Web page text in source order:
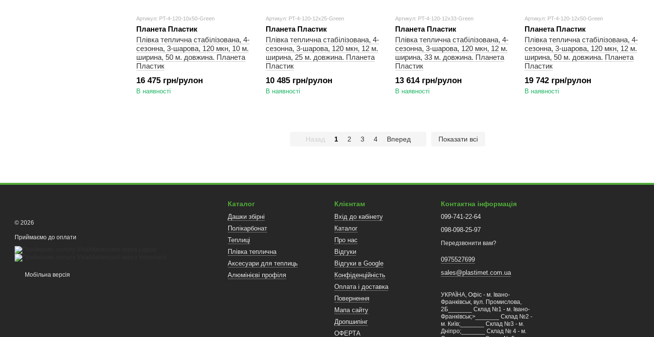
Артикул: PT-4-120-10x50-Green
Планета Пластик
Плівка теплична стабілізована, 4-
сезонна, 3-шарова, 120 мкн, 10 м.
ширина, 50 м. довжина. Планета
Пластик
16 475 грн/рулон
В наявності
Артикул: PT-4-120-12x25-Green
Планета Пластик
Плівка теплична стабілізована, 4-
сезонна, 3-шарова, 120 мкн, 12 м.
ширина, 25 м. довжина. Планета
Пластик
10 485 грн/рулон
В наявності
Артикул: PT-4-120-12x33-Green
Планета Пластик
Плівка теплична стабілізована, 4-
сезонна, 3-шарова, 120 мкн, 12 м.
ширина, 33 м. довжина. Планета
Пластик
13 614 грн/рулон
В наявності
Артикул: PT-4-120-12x50-Green
Планета Пластик
Плівка теплична стабілізована, 4-
сезонна, 3-шарова, 120 мкн, 12 м.
ширина, 50 м. довжина. Планета
Пластик
19 742 грн/рулон
В наявності
Назад 1 2 3 4 Вперед Показати всі
© 2026
Приймаємо до оплати
Мобільна версія
Каталог
Дашки збірні
Полікарбонат
Теплиці
Плівка теплична
Аксесуари для теплиць
Алюмінієві профіля
Клієнтам
Вхід до кабінету
Каталог
Про нас
Відгуки
Відгуки в Google
Конфіденційність
Оплата і доставка
Повернення
Мапа сайту
Дропшипінг
ОФЕРТА
Контактна інформація
099-741-22-64
098-098-25-97
Передзвонити вам?
0975527699
sales@plastimet.com.ua
УКРАЇНА, Офіс - м. Івано-
Франківськ, вул. Промислова,
2Б_______ Склад №1 - м. Івано-
Франківськ;>_______ Склад №2 -
м. Київ;_______ Склад №3 - м.
Дніпро;_______ Склад № 4 - м.